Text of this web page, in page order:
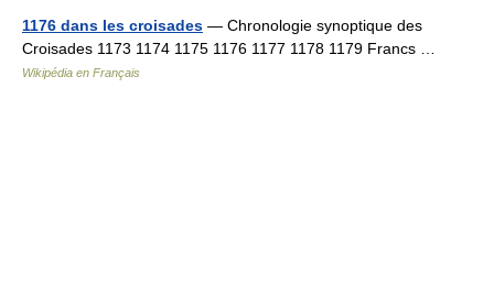
1176 dans les croisades — Chronologie synoptique des
Croisades 1173 1174 1175 1176 1177 1178 1179 Francs …
Wikipédia en Français